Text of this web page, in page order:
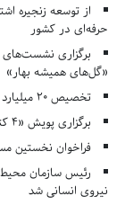
از توسعه زنجیره
حرفه‌ای در کشور
برگزاری
«گل‌های همیشه بهار»
تخصیص ۲۰ میلیارد تومان برای درمان بیماران هموفیلی
برگزاری پویش «۴ کتاب، ۴ فصل» در مراکز کانون البرز
فراخوان نخستین
رئیس سازمان
نیروی انسانی شد